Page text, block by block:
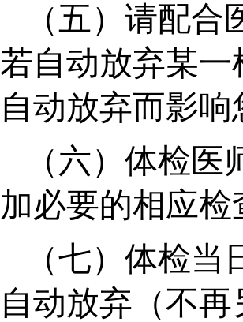
（五）请配
若自动放弃某
自动放弃而影
（六）体检
加必要的相应
（七）体检
自动放弃（不